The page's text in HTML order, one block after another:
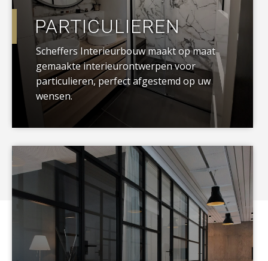
PARTICULIEREN
Scheffers Interieurbouw maakt op maat
gemaakte interieurontwerpen voor
particulieren, perfect afgestemd op uw
wensen.
a